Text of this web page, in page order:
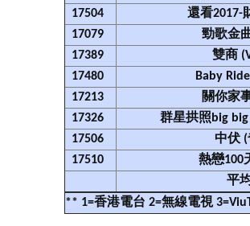
17504
還看2017-
17079
勁歌金
17389
雙商
17480
Baby
17213
關你家
17326
群星拱照big
17506
中伏 (
17510
熱戀100
平
** 1=香港電台 2=無線電視